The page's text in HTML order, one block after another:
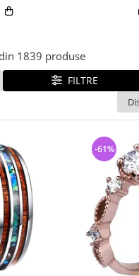
de curatare
din 1839 produse
FILTRE
-61%